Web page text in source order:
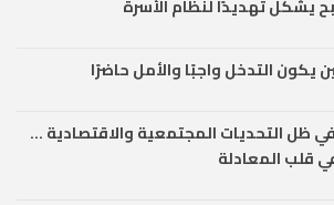
يشكل تهديدًا لنظام الأسرة
يكون التدخل واجبًا والأمل حاضرًا
ظل التحديات المجتمعية والاقتصادية …
قلب المعادلة